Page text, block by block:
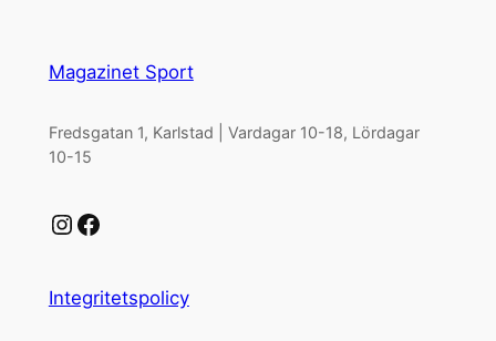
Magazinet Sport
Fredsgatan 1, Karlstad | Vardagar 10-18, Lördagar
10-15
Instagram Facebook
Integritetspolicy